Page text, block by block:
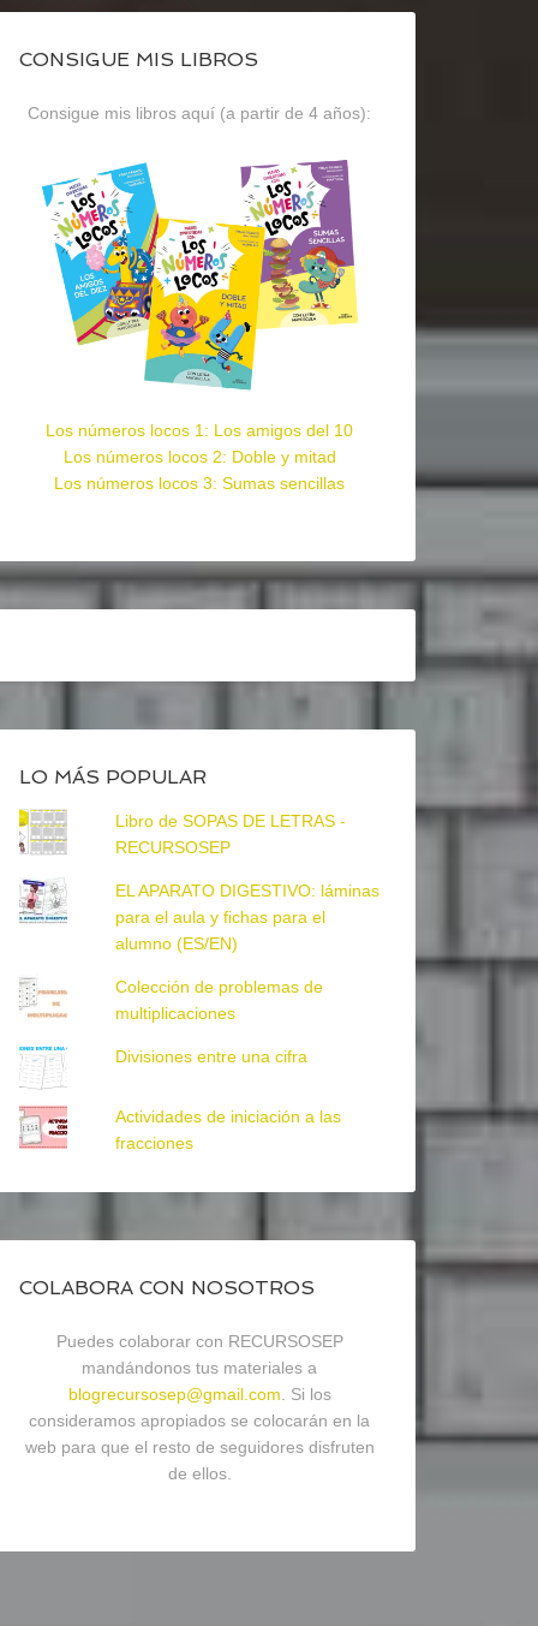
CONSIGUE MIS LIBROS
Consigue mis libros aquí (a partir de 4 años):
Los números locos 1: Los amigos del 10
Los números locos 2: Doble y mitad
Los números locos 3: Sumas sencillas
LO MÁS POPULAR
Libro de SOPAS DE LETRAS -
RECURSOSEP
EL APARATO DIGESTIVO: láminas
para el aula y fichas para el
alumno (ES/EN)
Colección de problemas de
multiplicaciones
Divisiones entre una cifra
Actividades de iniciación a las
fracciones
COLABORA CON NOSOTROS
Puedes colaborar con RECURSOSEP
mandándonos tus materiales a
blogrecursosep@gmail.com . Si los
consideramos apropiados se colocarán en la
web para que el resto de seguidores disfruten
de ellos.